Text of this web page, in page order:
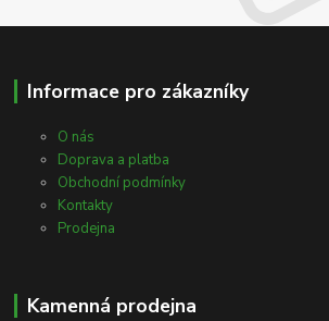
Informace pro zákazníky
O nás
Doprava a platba
Obchodní podmínky
Kontakty
Prodejna
Kamenná prodejna